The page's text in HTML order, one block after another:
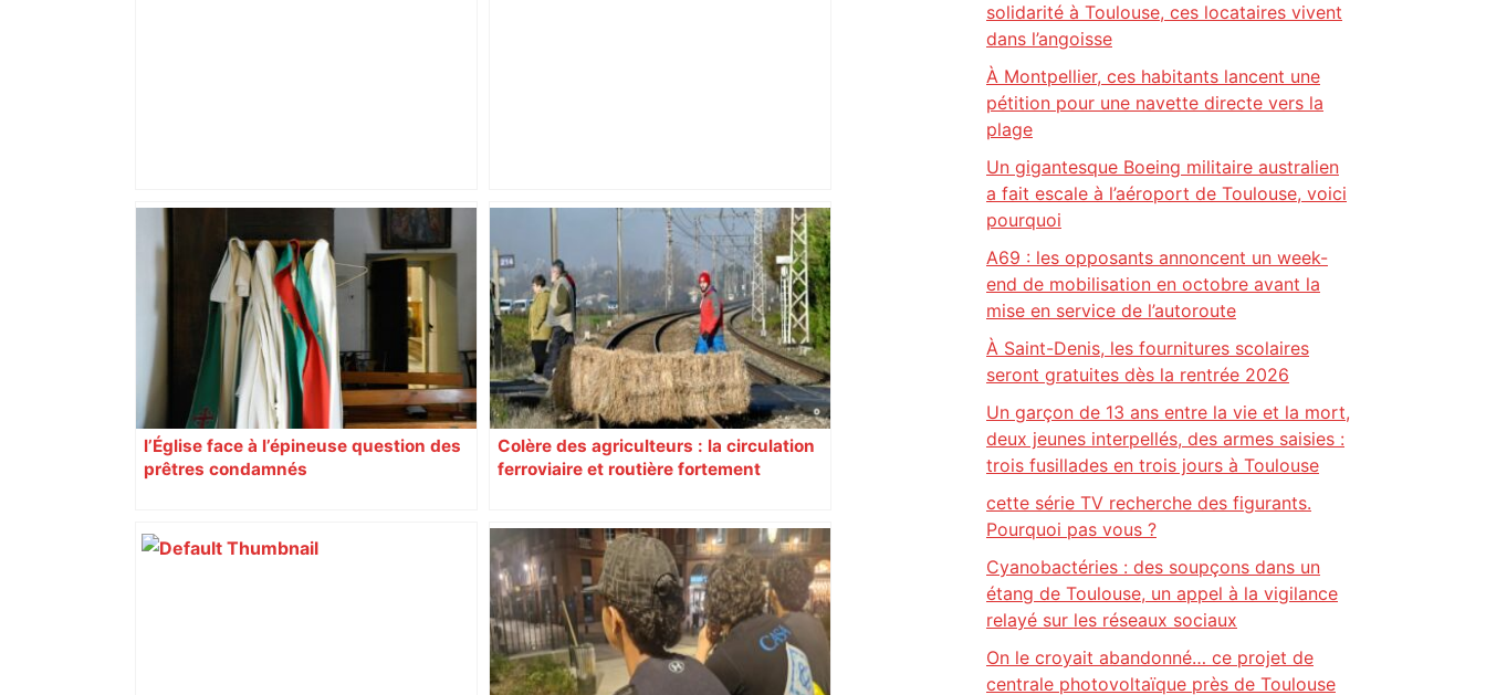
Thomas Ramos incertain pour la demi-
finale : que changerait son forfait pour
le Stade Toulousain ? – Actu.fr
Près de Toulouse : dans cette zone
économique, un axe majeur va être
fermé en fin de soirée, voici les
déviations – Actu.fr
l’Église face à l’épineuse question des
prêtres condamnés
Colère des agriculteurs : la circulation
ferroviaire et routière fortement
solidarité à Toulouse, ces locataires vivent
dans l’angoisse
À Montpellier, ces habitants lancent une
pétition pour une navette directe vers la
plage
Un gigantesque Boeing militaire australien
a fait escale à l’aéroport de Toulouse, voici
pourquoi
A69 : les opposants annoncent un week-
end de mobilisation en octobre avant la
mise en service de l’autoroute
À Saint-Denis, les fournitures scolaires
seront gratuites dès la rentrée 2026
Un garçon de 13 ans entre la vie et la mort,
deux jeunes interpellés, des armes saisies :
trois fusillades en trois jours à Toulouse
cette série TV recherche des figurants.
Pourquoi pas vous ?
Cyanobactéries : des soupçons dans un
étang de Toulouse, un appel à la vigilance
relayé sur les réseaux sociaux
On le croyait abandonné… ce projet de
centrale photovoltaïque près de Toulouse